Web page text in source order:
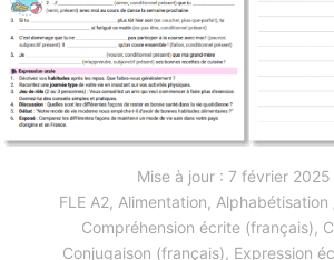
Mise à jour : 7 février 2025
FLE A2, Alimentation, Alphabétisation
Compréhension écrite (français),
Conjugaison (français), Expression